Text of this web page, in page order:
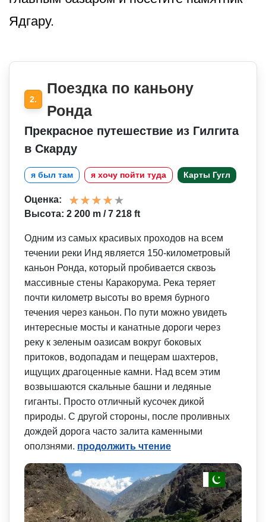
Ядгару.
2.
Поездка по каньону
Ронда
Прекрасное путешествие из Гилгита
в Скарду
я был там я хочу пойти туда Карты Гугл
Оценка:
Высота: 2 200 m / 7 218 ft
Одним из самых красивых проходов на всем
течении реки Инд является 150-километровый
каньон Ронда, который пробивается сквозь
массивные стены Каракорума. Река теряет
почти километр высоты во время бурного
течения через каньон. По пути можно увидеть
интересные мосты и канатные дороги через
реку к зеленым оазисам вокруг боковых
притоков, водопадам и пещерам шахтеров,
ищущих драгоценные камни. Над всем этим
возвышаются скальные башни и ледяные
гиганты. Просто отличный кусочек дикой
природы. С другой стороны, после проливных
дождей дорога часто залита каменными
оползнями. продолжить чтение